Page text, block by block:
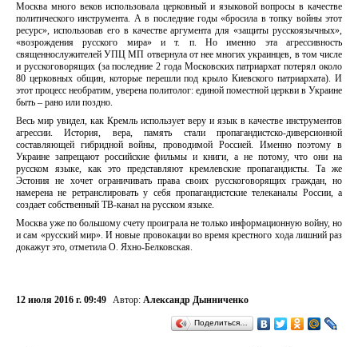
Москва много веков использовала церковный и языковой вопросы в качестве
политического инструмента. А в последние годы «бросила в топку войны этот
ресурс», использовав его в качестве аргумента для «защиты русскоязычных»,
«возрождения русского мира» и т. п. Но именно эта агрессивность
священнослужителей УПЦ МП отвернула от нее многих украинцев, в том числе
и русскоговорящих (за последние 2 года Московских патриархат потерял около
80 церковных общин, которые перешли под крыло Киевского патриархата). И
этот процесс необратим, уверена политолог: единой поместной церкви в Украине
быть – рано или поздно.
Весь мир увидел, как Кремль использует веру и язык в качестве инструментов
агрессии. История, вера, память стали пропагандистско-диверсионной
составляющей гибридной войны, проводимой Россией. Именно поэтому в
Украине запрещают российские фильмы и книги, а не потому, что они на
русском языке, как это представляют кремлевские пропагандисты. Та же
Эстония не хочет ограничивать права своих русскоговорящих граждан, но
намерена не ретранслировать у себя пропагандистские телеканалы России, а
создает собственный ТВ-канал на русском языке.
Москва уже по большому счету проиграла не только информационную войну, но
и сам «русский мир». И новые провокации во время крестного хода лишний раз
докажут это, отметила О. Яхно-Белковская.
12 июля 2016 г. 09:49 Автор: Александр Дынниченко
Поделиться…